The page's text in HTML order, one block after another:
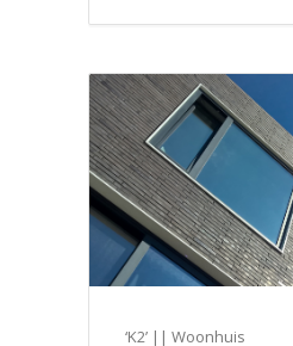
‘K2’ || Woonhuis